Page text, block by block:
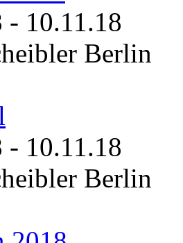
- 10.11.18
Berlin
- 10.11.18
Berlin